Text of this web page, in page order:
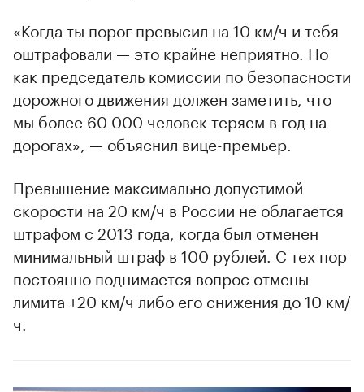
«Когда ты порог превысил на 10 км/ч и тебя
оштрафовали — это крайне неприятно. Но
как председатель комиссии по безопасности
дорожного движения должен заметить, что
мы более 60 000 человек теряем в год на
дорогах», — объяснил вице-премьер.
Превышение максимально допустимой
скорости на 20 км/ч в России не облагается
штрафом с 2013 года, когда был отменен
минимальный штраф в 100 рублей. С тех пор
постоянно поднимается вопрос отмены
лимита +20 км/ч либо его снижения до 10 км/
ч.